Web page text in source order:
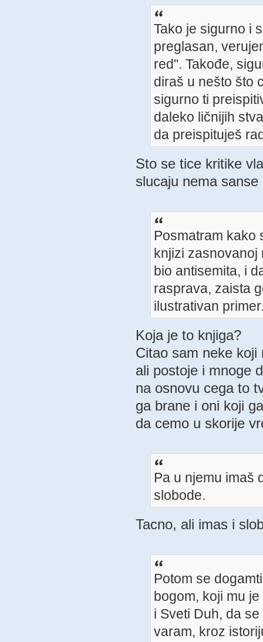
Tako je sigurno i
preglasan,
red". Takođe,
diraš u nešto što
sigurno ti
daleko ličnijih
da preispituješ
Sto se tice kritike
slucaju nema
Posmatram kako
knjizi
bio antisemita, i
rasprava, zaista
ilustrativan
Koja je to knjiga?
Citao sam neke
ali postoje i mnoge
na osnovu cega to
ga brane i oni koji
da cemo u skorije
Pa u njemu imaš
slobode.
Tacno, ali imas i
Potom se
bogom, koji mu
i Sveti Duh, da
varam, kroz